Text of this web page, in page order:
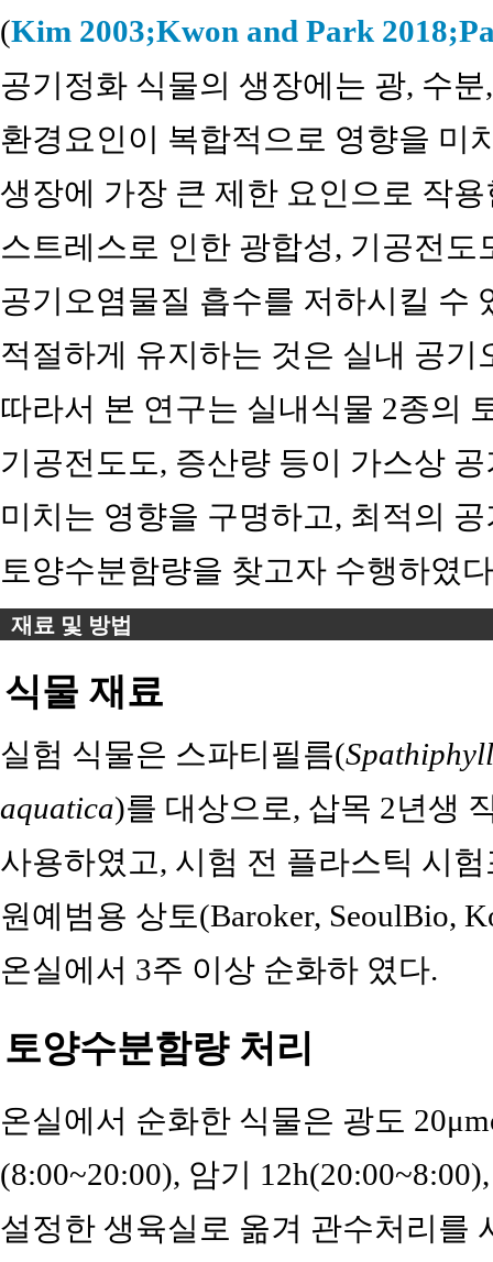
(Kim 2003;Kwon and Park 2018;
공기정화 식물의 생장에는 광, 수
환경요인이 복합적으로 영향을 미
생장에 가장 큰 제한 요인으로 작
스트레스로 인한 광합성, 기공전
공기오염물질 흡수를 저하시킬 수
적절하게 유지하는 것은 실내 공
따라서 본 연구는 실내식물 2종의
기공전도도, 증산량 등이 가스상
미치는 영향을 구명하고, 최적의
토양수분함량을 찾고자 수행하였
재료 및 방법
식물 재료
실험 식물은 스파티필름(
aquatica)를 대상으로, 삽목 2년생
사용하였고, 시험 전 플라스틱 시
원예범용 상토(Baroker, SeoulBio,
온실에서 3주 이상 순화하 였다.
토양수분함량 처리
온실에서 순화한 식물은 광도
(8:00~20:00), 암기
설정한 생육실로 옮겨 관수처리를